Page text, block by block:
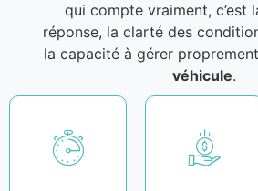
qui compte vraiment, c’est
réponse, la clarté des
la capacité à gérer proprement
véhicule.